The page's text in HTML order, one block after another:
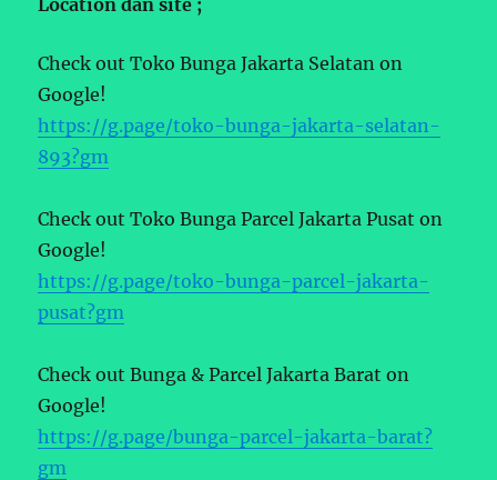
Check out Toko Bunga Jakarta Selatan on
Google!
https://g.page/toko-bunga-jakarta-selatan-
893?gm
Check out Toko Bunga Parcel Jakarta Pusat on
Google!
https://g.page/toko-bunga-parcel-jakarta-
pusat?gm
Check out Bunga & Parcel Jakarta Barat on
Google!
https://g.page/bunga-parcel-jakarta-barat?
gm